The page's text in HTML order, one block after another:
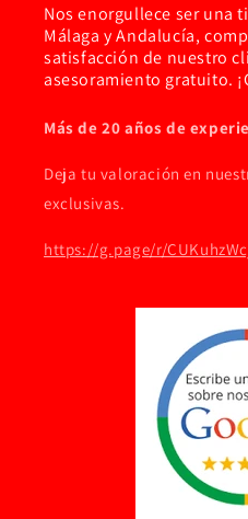
Nos enorgullece ser una
Málaga y Andalucía,
satisfacción de nuestro
asesoramiento gratuito.
Más de 20 años de
Deja tu valoración en
exclusivas.
https://g.page/r/